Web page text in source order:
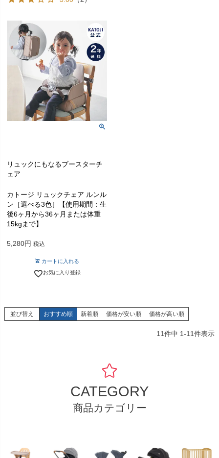
リュックにもなるブースターチ
ェア
カトージ リュックチェア ルンル
ン［選べる3色］【使用期間：生
後6ヶ月から36ヶ月または体重
15kgまで】
5,280 税込
カートに入れる
お気に入り登録
並び替え おすすめ順 新着順 価格が安い順 価格が高い順
11件中 1-11件表示
CATEGORY
商品カテゴリー